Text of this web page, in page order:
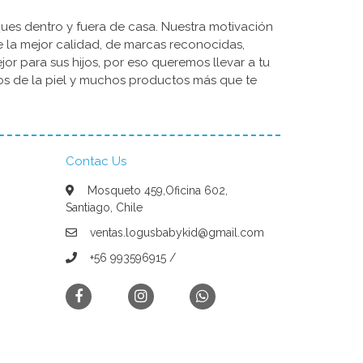
dentro y fuera de casa. Nuestra motivación
mejor calidad, de marcas reconocidas,
para sus hijos, por eso queremos llevar a tu
de la piel y muchos productos más que te
Contac Us
Mosqueto 459,Oficina 602,
Santiago, Chile
ventas.logusbabykid@gmail.com
+56 993596915 /